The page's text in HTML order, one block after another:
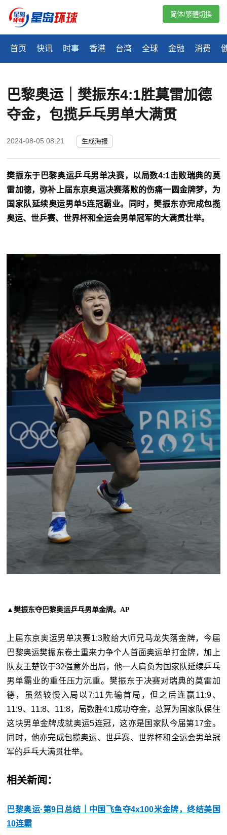
首页 快讯 时事 香港 台湾 全球 金融 消费
简体/繁體切換
巴黎奥运｜樊振东4:1胜莫雷加德
夺金，包揽乒乓男单大满贯
2024-08-05 08:21 生成海报
樊振东于巴黎奥运乒乓男单决赛，以局数4:1击败瑞典的莫
雷加德，弥补上届东京奥运决赛落败的伤痛一圆金牌梦，为
国家队延续奥运男单5连冠霸业。同时，樊振东亦完成包揽
奥运、世乒赛、世界杯和全运会男单冠军的大满贯壮举。
▲樊振东夺巴黎奥运乒乓男单金牌。AP
上届东京奥运男单决赛1:3败给大师兄马龙失落金牌，今届
巴黎奥运樊振东卷土重来力争个人首面奥运单打金牌，加上
队友王楚钦于32强意外出局，他一人肩负为国家队延续乒乓
男单霸业的重任压力沉重。樊振东于决赛对瑞典的莫雷加
德，虽然较慢入局以7:11先输首局，但之后连赢11:9、
11:9、11:8、11:8，局数胜4:1成功夺金，总算为国家队保住
这块男单金牌成就奥运5连冠，这亦是国家队今届第17金。
同时，他亦完成包揽奥运、世乒赛、世界杯和全运会男单冠
军的乒乓大满贯壮举。
相关新闻：
巴黎奥运·第9日总结｜中国飞鱼夺4x100米金牌，终结美国
10连霸